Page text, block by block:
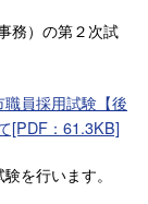
務）の第２次試
員採用試験【後
[PDF：61.3KB]
を行います。